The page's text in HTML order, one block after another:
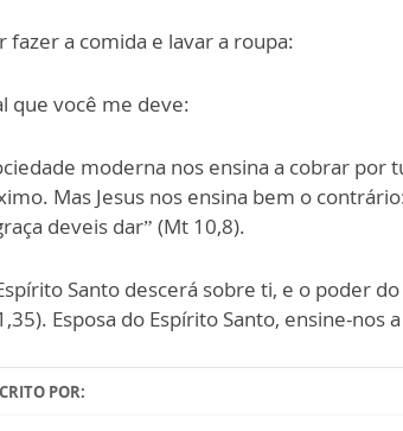
fazer a comida e lavar a
que você me deve:
moderna nos ensina a cobrar por
Mas Jesus nos ensina bem o
deveis dar” (Mt 10,8).
Santo descerá sobre ti, e o poder
Esposa do Espírito Santo, ensine-nos
POR: